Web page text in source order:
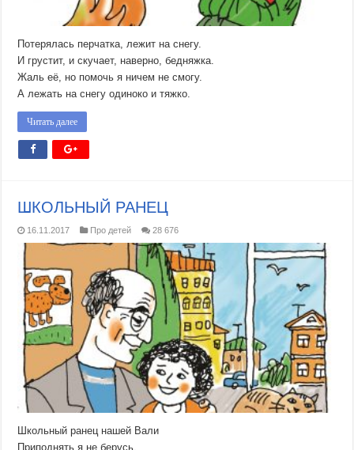
Потерялась перчатка, лежит на снегу.
И грустит, и скучает, наверно, бедняжка.
Жаль её, но помочь я ничем не смогу.
А лежать на снегу одиноко и тяжко.
Читать далее
ШКОЛЬНЫЙ РАНЕЦ
16.11.2017 Про детей 28 676
Школьный ранец нашей Вали
Приподнять я не берусь.